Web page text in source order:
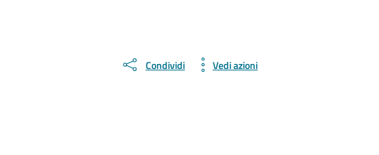
Condividi Vedi azioni